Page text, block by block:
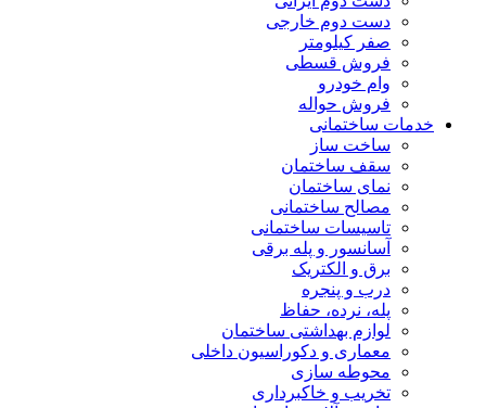
دست دوم خارجی
صفر کیلومتر
فروش قسطی
وام خودرو
فروش حواله
خدمات ساختمانی
ساخت ساز
سقف ساختمان
نمای ساختمان
مصالح ساختمانی
تاسیسات ساختمانی
آسانسور و پله برقی
برق و الکتریک
درب و پنجره
پله، نرده، حفاظ
لوازم بهداشتی ساختمان
معماری و دکوراسیون داخلی
محوطه سازی
تخریب و خاکبرداری